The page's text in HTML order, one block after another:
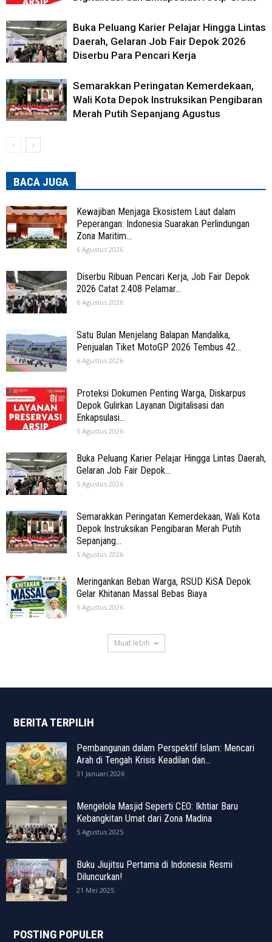
Buka Peluang Karier Pelajar Hingga Lintas
Daerah, Gelaran Job Fair Depok 2026
Diserbu Para Pencari Kerja
Semarakkan Peringatan Kemerdekaan,
Wali Kota Depok Instruksikan Pengibaran
Merah Putih Sepanjang Agustus
BACA JUGA
Kewajiban Menjaga Ekosistem Laut dalam
Peperangan: Indonesia Suarakan Perlindungan
Zona Maritim...
6 Agustus 2026
Diserbu Ribuan Pencari Kerja, Job Fair Depok
2026 Catat 2.408 Pelamar...
6 Agustus 2026
Satu Bulan Menjelang Balapan Mandalika,
Penjualan Tiket MotoGP 2026 Tembus 42...
6 Agustus 2026
Proteksi Dokumen Penting Warga, Diskarpus
Depok Gulirkan Layanan Digitalisasi dan
Enkapsulasi...
5 Agustus 2026
Buka Peluang Karier Pelajar Hingga Lintas Daerah,
Gelaran Job Fair Depok...
5 Agustus 2026
Semarakkan Peringatan Kemerdekaan, Wali Kota
Depok Instruksikan Pengibaran Merah Putih
Sepanjang...
5 Agustus 2026
Meringankan Beban Warga, RSUD KiSA Depok
Gelar Khitanan Massal Bebas Biaya
5 Agustus 2026
Muat lebih
BERITA TERPILIH
Pembangunan dalam Perspektif Islam: Mencari
Arah di Tengah Krisis Keadilan dan...
31 Januari 2026
Mengelola Masjid Seperti CEO: Ikhtiar Baru
Kebangkitan Umat dari Zona Madina
5 Agustus 2025
Buku Jiujitsu Pertama di Indonesia Resmi
Diluncurkan!
21 Mei 2025
POSTING POPULER